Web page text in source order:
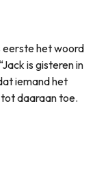
eerste het woord
is gisteren in
iemand het
daaraan toe.